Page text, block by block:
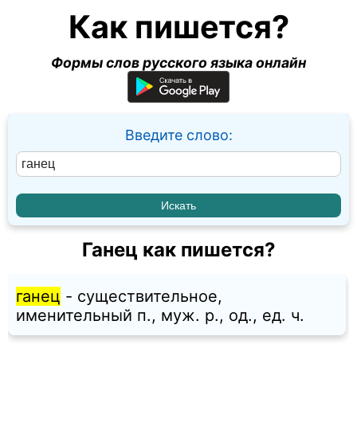
Как пишется?
Формы слов русского языка онлайн
Введите слово:
Ганец как пишется?
ганец - существительное,
именительный п., муж. p., од., ед. ч.